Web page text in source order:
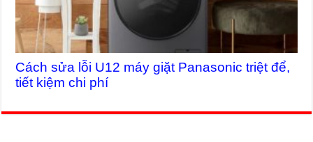
Cách sửa lỗi U12 máy giặt Panasonic triệt để,
tiết kiệm chi phí